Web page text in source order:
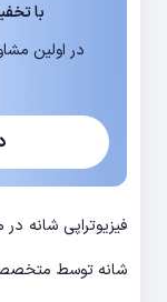
با
فیزیوتراپی شانه
شانه توسط